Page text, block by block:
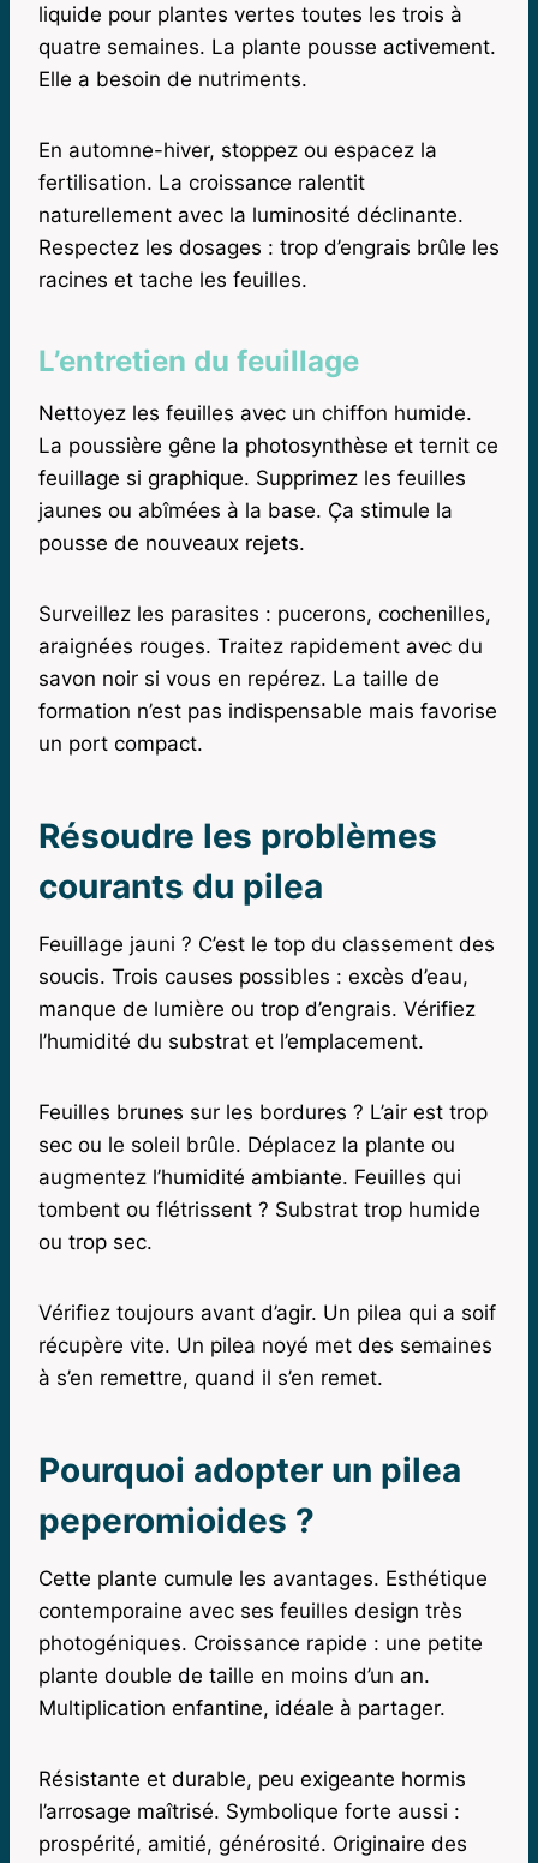
liquide pour plantes vertes toutes les trois à
quatre semaines. La plante pousse activement.
Elle a besoin de nutriments.
En automne-hiver, stoppez ou espacez la
fertilisation. La croissance ralentit
naturellement avec la luminosité déclinante.
Respectez les dosages : trop d’engrais brûle les
racines et tache les feuilles.
L’entretien du feuillage
Nettoyez les feuilles avec un chiffon humide.
La poussière gêne la photosynthèse et ternit ce
feuillage si graphique. Supprimez les feuilles
jaunes ou abîmées à la base. Ça stimule la
pousse de nouveaux rejets.
Surveillez les parasites : pucerons, cochenilles,
araignées rouges. Traitez rapidement avec du
savon noir si vous en repérez. La taille de
formation n’est pas indispensable mais favorise
un port compact.
Résoudre les problèmes
courants du pilea
Feuillage jauni ? C’est le top du classement des
soucis. Trois causes possibles : excès d’eau,
manque de lumière ou trop d’engrais. Vérifiez
l’humidité du substrat et l’emplacement.
Feuilles brunes sur les bordures ? L’air est trop
sec ou le soleil brûle. Déplacez la plante ou
augmentez l’humidité ambiante. Feuilles qui
tombent ou flétrissent ? Substrat trop humide
ou trop sec.
Vérifiez toujours avant d’agir. Un pilea qui a soif
récupère vite. Un pilea noyé met des semaines
à s’en remettre, quand il s’en remet.
Pourquoi adopter un pilea
peperomioides ?
Cette plante cumule les avantages. Esthétique
contemporaine avec ses feuilles design très
photogéniques. Croissance rapide : une petite
plante double de taille en moins d’un an.
Multiplication enfantine, idéale à partager.
Résistante et durable, peu exigeante hormis
l’arrosage maîtrisé. Symbolique forte aussi :
prospérité, amitié, générosité. Originaire des